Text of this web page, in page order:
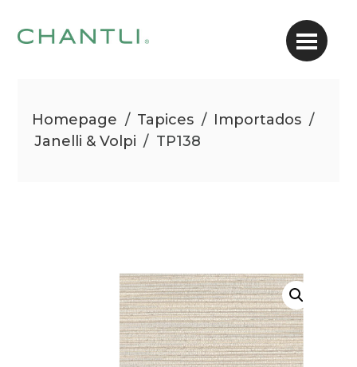
Homepage / Tapices / Importados /
Janelli & Volpi / TP138